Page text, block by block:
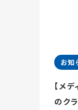
お知
【メ
のク